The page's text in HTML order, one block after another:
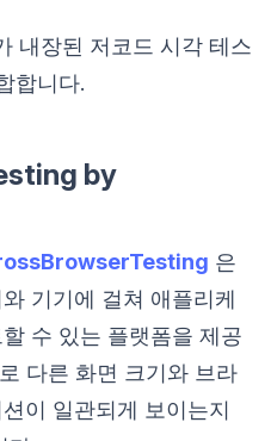
내장된 저코드 시각 테스
합니다.
by
은
기기에 걸쳐 애플리케
수 있는 플랫폼을 제공
다른 화면 크기와 브라
이 일관되게 보이는지